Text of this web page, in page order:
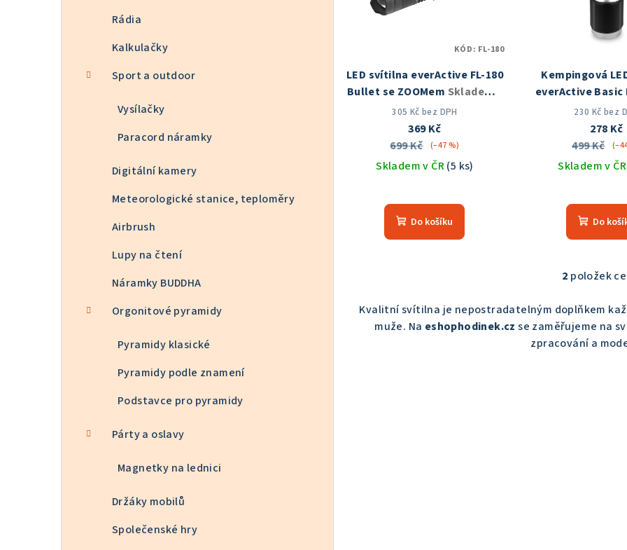
Rádia
Kalkulačky
Sport a outdoor
Vysílačky
Paracord náramky
Digitální kamery
Meteorologické stanice, teploměry
Airbrush
Lupy na čtení
Náramky BUDDHA
Orgonitové pyramidy
Pyramidy klasické
Pyramidy podle znamení
Podstavce pro pyramidy
Párty a oslavy
Magnetky na lednici
Držáky mobilů
Společenské hry
o
d
r
LED svítilna everActive FL-180
Bullet se ZOOMem Skladem v
ČR
305 Kč bez DPH
369 Kč
699 Kč
(–47 %)
Skladem v ČR(5 ks)
Do košíku
KÓD: FL-180
Kempingová
everActive Basic
Skladem v
230 Kč bez
278 Kč
499 Kč
Skladem v ČR
Do
O
v
l
á
2 položek
Kvalitní svítilna je nepostradatelným doplňkem
muže. Na eshophodinek.cz se zaměřujeme na
zpracování a